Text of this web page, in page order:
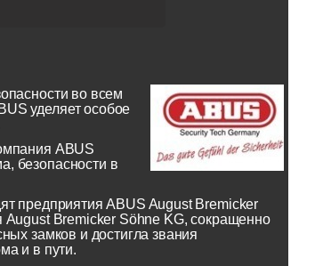
во всем
уделяет особое
ABUS
безопасности в
предприятия ABUS August Bremicker
Bremicker Söhne KG, сокращенно
замков и достигла звания
и в пути.